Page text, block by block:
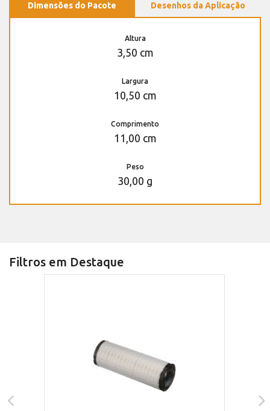
Dimensões do Pacote Desenhos da Aplicação
Altura
3,50 cm
Largura
10,50 cm
Comprimento
11,00 cm
Peso
30,00 g
Filtros em Destaque